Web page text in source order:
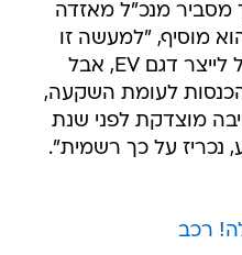
מסביר מנכ"ל מאזדה
מוסיף, "למעשה זו
אינה משימה קשה כלל וכלל לייצר דגם EV, אבל
לעומת השקעה,
מוצדקת לפני שנת
רכב